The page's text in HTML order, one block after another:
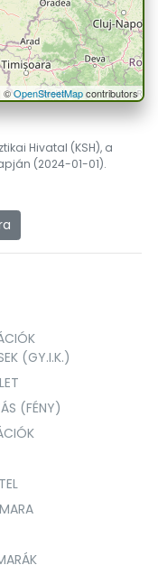
©OpenStreetMapcontributors
Hivatal (KSH), a
(2024-01-01).
(GY.I.K.)
(FÉNY)